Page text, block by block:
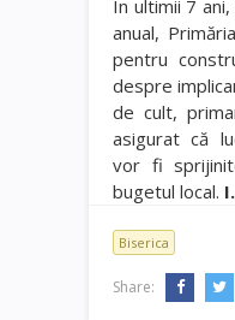
În ultimii 7
anual,
pentru
despre
de cult,
asigurat că
vor fi
bugetul local.
Biserica
Share: